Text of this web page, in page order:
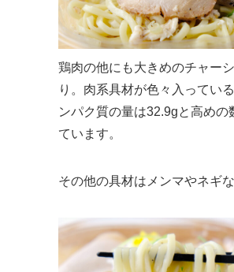
鶏肉の他にも大きめのチャー
り。肉系具材が色々入ってい
ンパク質の量は32.9gと高めの
ています。
その他の具材はメンマやネギな